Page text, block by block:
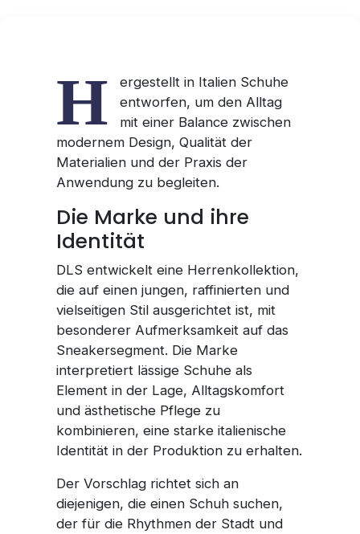
H
ergestellt in Italien Schuhe
entworfen, um den Alltag
mit einer Balance zwischen
modernem Design, Qualität der
Materialien und der Praxis der
Anwendung zu begleiten.
Die Marke und ihre
Identität
DLS entwickelt eine Herrenkollektion,
die auf einen jungen, raffinierten und
vielseitigen Stil ausgerichtet ist, mit
besonderer Aufmerksamkeit auf das
Sneakersegment. Die Marke
interpretiert lässige Schuhe als
Element in der Lage, Alltagskomfort
und ästhetische Pflege zu
kombinieren, eine starke italienische
Identität in der Produktion zu erhalten.
Der Vorschlag richtet sich an
diejenigen, die einen Schuh suchen,
der für die Rhythmen der Stadt und